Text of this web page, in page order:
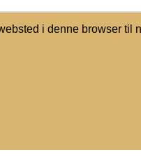
i denne browser til